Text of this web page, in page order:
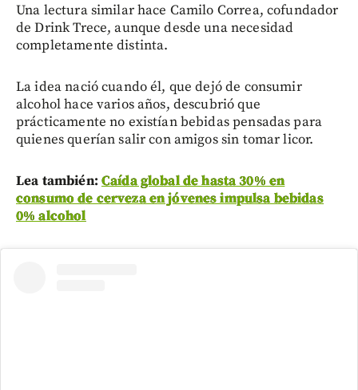
Una lectura similar hace Camilo Correa, cofundador
de Drink Trece, aunque desde una necesidad
completamente distinta.
La idea nació cuando él, que dejó de consumir
alcohol hace varios años, descubrió que
prácticamente no existían bebidas pensadas para
quienes querían salir con amigos sin tomar licor.
Lea también: Caída global de hasta 30% en
consumo de cerveza en jóvenes impulsa bebidas
0% alcohol